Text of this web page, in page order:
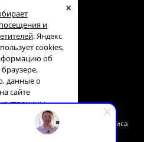
×
и
. Яндекс
cookies,
об
браузере,
данные о
сайте
страницы,
и другие
анализа
и
купить
бренде
Сервис
данных с помощью сервиса
Метрика»